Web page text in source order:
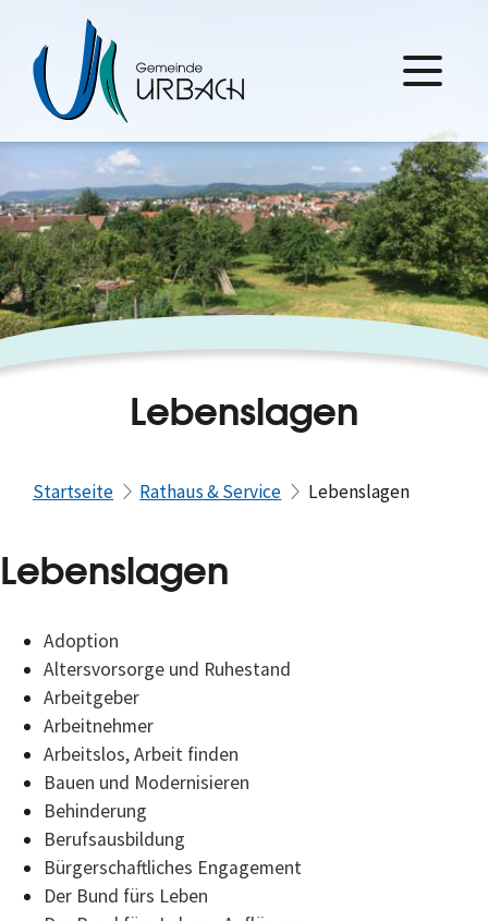
Lebenslagen
Startseite Rathaus & Service Lebenslagen
Lebenslagen
Adoption
Altersvorsorge und Ruhestand
Arbeitgeber
Arbeitnehmer
Arbeitslos, Arbeit finden
Bauen und Modernisieren
Behinderung
Berufsausbildung
Bürgerschaftliches Engagement
Der Bund fürs Leben